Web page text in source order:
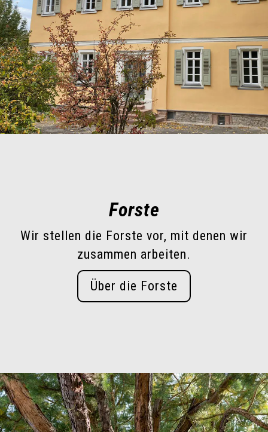
Forste
Wir stellen die Forste vor, mit denen wir
zusammen arbeiten.
Über die Forste